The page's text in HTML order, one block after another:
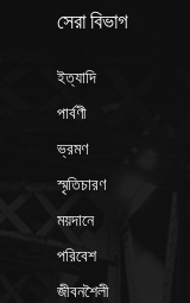
সেরা বিভাগ
ইত্যাদি
পার্বণী
ভ্রমণ
স্মৃতিচারণ
ময়দানে
পরিবেশ
জীবনশৈলী